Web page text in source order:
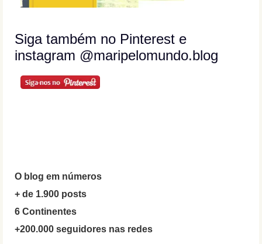
Siga também no Pinterest e
instagram @maripelomundo.blog
O blog em números
+ de 1.900 posts
6 Continentes
+200.000 seguidores nas redes